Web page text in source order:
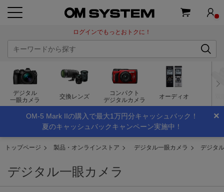
ログインでもっとおトクに！
デジタル
一眼カメラ
交換レンズ
コンパクト
デジタルカメラ
オーディオ
×
OM-5 Mark IIの購入で最大1万円分キャッシュバック！
夏のキャッシュバックキャンペーン実施中！
トップページ 製品・オンラインストア デジタル一眼カメラ デジタ
デジタル一眼カメラ